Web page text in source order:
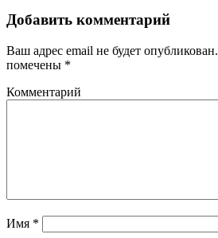
Добавить комментарий
Ваш адрес email не будет опубликован.
помечены *
Комментарий
Имя *